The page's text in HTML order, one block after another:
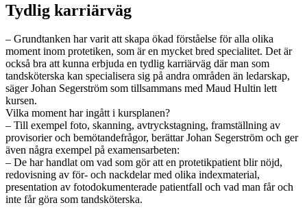
Tydlig karriärväg
– Grundtanken har varit att skapa ökad förståelse för alla olika
moment inom protetiken, som är en mycket bred specialitet. Det är
också bra att kunna erbjuda en tydlig karriärväg där man som
tandsköterska kan specialisera sig på andra områden än ledarskap,
säger Johan Segerström som tillsammans med Maud Hultin lett
kursen.
Vilka moment har ingått i kursplanen?
– Till exempel foto, skanning, avtryckstagning, framställning av
provisorier och bemötandefrågor, berättar Johan Segerström och ger
även några exempel på examensarbeten:
– De har handlat om vad som gör att en protetikpatient blir nöjd,
redovisning av för- och nackdelar med olika indexmaterial,
presentation av fotodokumenterade patientfall och vad man får och
inte får göra som tandsköterska.